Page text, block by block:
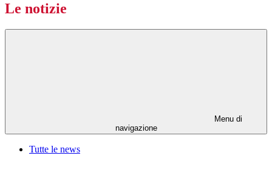
Le notizie
Menu di
navigazione
Tutte le news